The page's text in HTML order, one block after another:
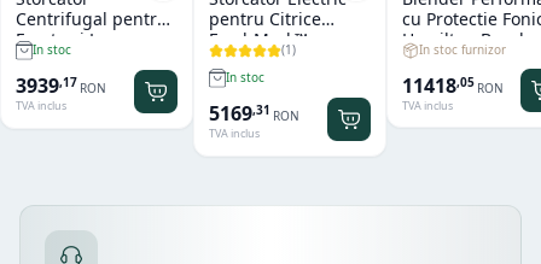
Centrifugal pentru
Fructe si Legume
Hendi
In stoc
3939,17 RON
TVA inclus
pentru Citrice
FreshMark™
Hamilton Beach
(1)
In stoc
5169,31 RON
TVA inclus
cu Protectie
Hamilton Beach
Summit® Edge
In stoc furnizor
11418,05 RON
TVA inclus